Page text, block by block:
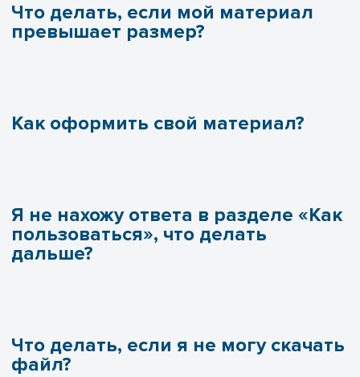
Что делать, если мой материал
превышает размер?
Как оформить свой материал?
Я не нахожу ответа в разделе «Как
пользоваться», что делать
дальше?
Что делать, если я не могу скачать
файл?